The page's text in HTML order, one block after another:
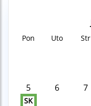
Pon Uto Str
5
SK
6 7